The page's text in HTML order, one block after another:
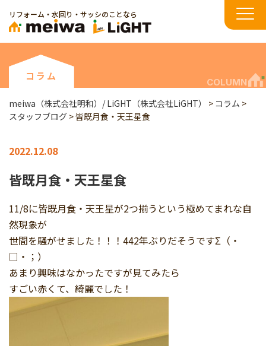
リフォーム・水回り・サッシのことなら
コラム
COLUMN
meiwa（株式会社明和）/ LiGHT（株式会社LiGHT） > コラム >
スタッフブログ >皆既月食・天王星食
2022.12.08
皆既月食・天王星食
11/8に皆既月食・天王星が2つ揃うという極めてまれな自
然現象が
世間を騒がせました！！！442年ぶりだそうですΣ（・
□・；）
あまり興味はなかったですが見てみたら
すごい赤くて、綺麗でした！